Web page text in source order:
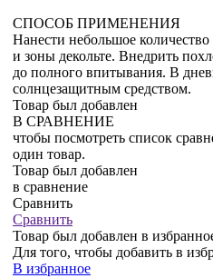
СПОСОБ ПРИМЕНЕНИЯ
Нанести небольшое
и зоны декольте. Внедрить
до полного впитывания. В
солнцезащитным средством.
Товар был добавлен
В СРАВНЕНИЕ
чтобы посмотреть список
один товар.
Товар был добавлен
в сравнение
Сравнить
Сравнить
Товар был добавлен в
Для того, чтобы добавить в
В избранное